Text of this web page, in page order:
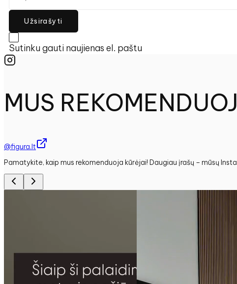
Užsirašyti
Sutinku gauti naujienas el. paštu
MUS
@figura.lt
Pamatykite, kaip mus rekomenduoja kūrėjai! Daugiau įrašų – mūsų